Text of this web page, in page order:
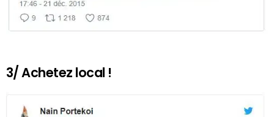
3/ Achetez local !